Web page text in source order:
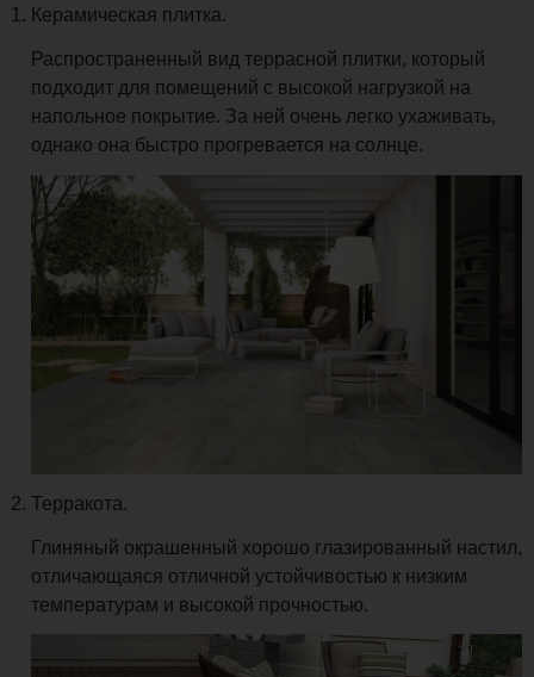
Керамическая плитка.
Распространенный вид террасной плитки, который
подходит для помещений с высокой нагрузкой на
напольное покрытие. За ней очень легко ухаживать,
однако она быстро прогревается на солнце.
Терракота.
Глиняный окрашенный хорошо глазированный настил,
отличающаяся отличной устойчивостью к низким
температурам и высокой прочностью.